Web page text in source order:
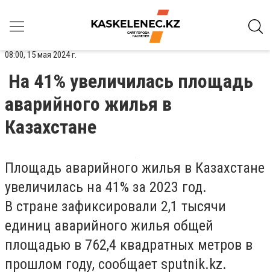
08:00, 15 мая 2024 г.
На 41% увеличилась площадь
аварийного жилья в
Казахстане
Площадь аварийного жилья в Казахстане
увеличилась на 41% за 2023 год.
В стране зафиксировали 2,1 тысячи
единиц аварийного жилья общей
площадью в 762,4 квадратных метров в
прошлом году, сообщает sputnik.kz.